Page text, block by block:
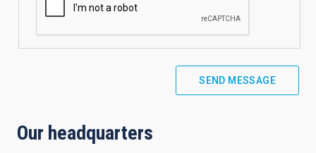
Our headquarters